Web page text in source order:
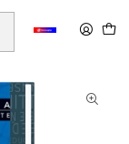
(COD.9820)